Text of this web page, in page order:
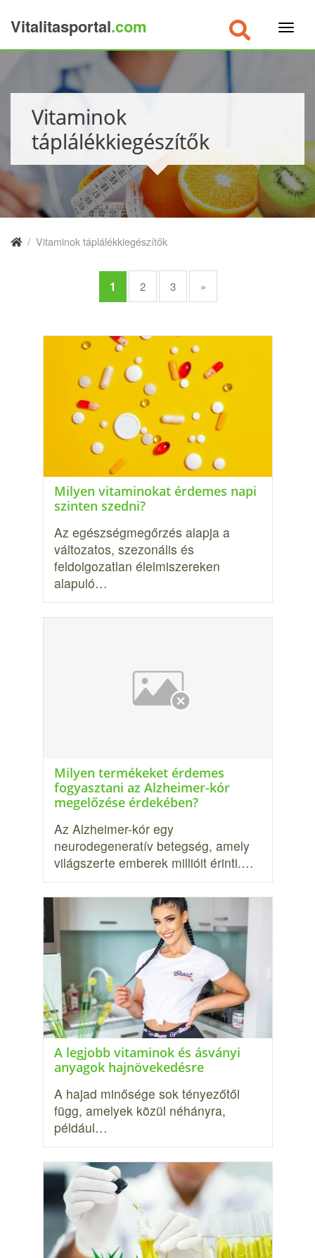
Vitalitasportal.com
Vitaminok
táplálékkiegészítők
/ Vitaminok táplálékkiegészítők
1 2 3 »
Milyen vitaminokat érdemes napi
szinten szedni?
Az egészségmegőrzés alapja a
változatos, szezonális és
feldolgozatlan élelmiszereken
alapuló…
Milyen termékeket érdemes
fogyasztani az Alzheimer-kór
megelőzése érdekében?
Az Alzheimer-kór egy
neurodegeneratív betegség, amely
világszerte emberek millióit érinti.…
A legjobb vitaminok és ásványi
anyagok hajnövekedésre
A hajad minősége sok tényezőtől
függ, amelyek közül néhányra,
például…
×